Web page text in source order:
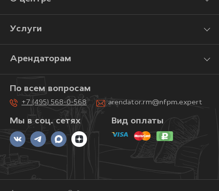
Услуги
Арендаторам
Мы в соц. сетях
По всем вопросам
+7 (495) 568-0-568 arendator.rm@nfpm.expert
Вид оплаты